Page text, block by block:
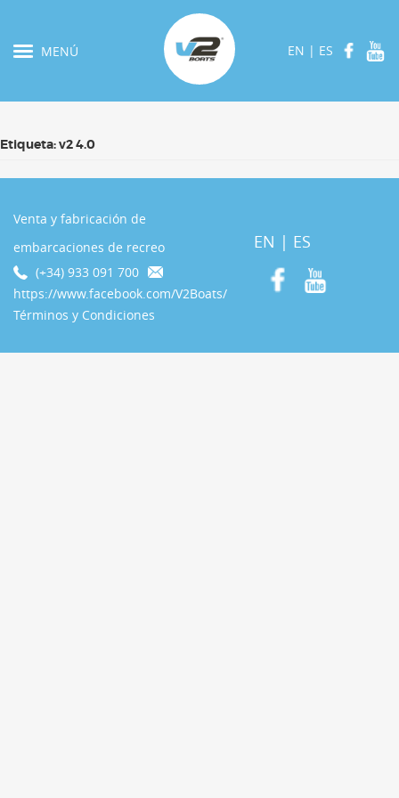
MENÚ EN | ES
Etiqueta:v2 4.0
Venta y fabricación de
embarcaciones de recreo
(+34) 933 091 700
https://www.facebook.com/V2Boats/
Términos y Condiciones
EN | ES